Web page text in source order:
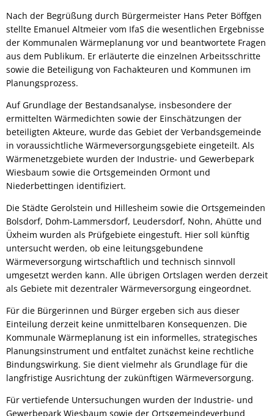
Nach der Begrüßung durch Bürgermeister Hans Peter Böffgen
stellte Emanuel Altmeier vom IfaS die wesentlichen Ergebnisse
der Kommunalen Wärmeplanung vor und beantwortete Fragen
aus dem Publikum. Er erläuterte die einzelnen Arbeitsschritte
sowie die Beteiligung von Fachakteuren und Kommunen im
Planungsprozess.
Auf Grundlage der Bestandsanalyse, insbesondere der
ermittelten Wärmedichten sowie der Einschätzungen der
beteiligten Akteure, wurde das Gebiet der Verbandsgemeinde
in voraussichtliche Wärmeversorgungsgebiete eingeteilt. Als
Wärmenetzgebiete wurden der Industrie- und Gewerbepark
Wiesbaum sowie die Ortsgemeinden Ormont und
Niederbettingen identifiziert.
Die Städte Gerolstein und Hillesheim sowie die Ortsgemeinden
Bolsdorf, Dohm-Lammersdorf, Leudersdorf, Nohn, Ahütte und
Üxheim wurden als Prüfgebiete eingestuft. Hier soll künftig
untersucht werden, ob eine leitungsgebundene
Wärmeversorgung wirtschaftlich und technisch sinnvoll
umgesetzt werden kann. Alle übrigen Ortslagen werden derzeit
als Gebiete mit dezentraler Wärmeversorgung eingeordnet.
Für die Bürgerinnen und Bürger ergeben sich aus dieser
Einteilung derzeit keine unmittelbaren Konsequenzen. Die
Kommunale Wärmeplanung ist ein informelles, strategisches
Planungsinstrument und entfaltet zunächst keine rechtliche
Bindungswirkung. Sie dient vielmehr als Grundlage für die
langfristige Ausrichtung der zukünftigen Wärmeversorgung.
Für vertiefende Untersuchungen wurden der Industrie- und
Gewerbepark Wiesbaum sowie der Ortsgemeindeverbund